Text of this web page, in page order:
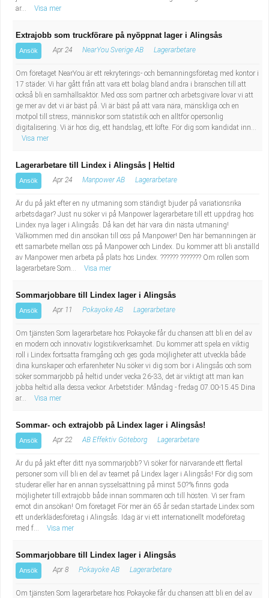
ar...
Visa mer
Extrajobb som truckförare på nyöppnat lager i Alingsås
Ansök Apr 24 NearYou Sverige AB Lagerarbetare
Om företaget NearYou är ett rekryterings- och bemanningsföretag med kontor i
17 städer. Vi har gått från att vara ett bolag bland andra i branschen till att
också bli en samhällsaktör. Med oss som partner och arbetsgivare lovar vi att
ge mer av det vi är bäst på. Vi är bäst på att vara nära, mänskliga och en
motpol till stress, människor som statistik och en alltför opersonlig
digitalisering. Vi är hos dig, ett handslag, ett löfte. För dig som kandidat inn...
Visa mer
Lagerarbetare till Lindex i Alingsås | Heltid
Ansök Apr 24 Manpower AB Lagerarbetare
Är du på jakt efter en ny utmaning som ständigt bjuder på variationsrika
arbetsdagar? Just nu söker vi på Manpower lagerarbetare till ett uppdrag hos
Lindex nya lager i Alingsås. Då kan det här vara din nästa utmaning!
Välkommen med din ansökan till oss på Manpower! Den här bemanningen är
ett samarbete mellan oss på Manpower och Lindex. Du kommer att bli anställd
av Manpower men arbeta på plats hos Lindex. ?????? ??????? Om rollen som
lagerarbetare Som...
Visa mer
Sommarjobbare till Lindex lager i Alingsås
Ansök Apr 11 Pokayoke AB Lagerarbetare
Om tjänsten Som lagerarbetare hos Pokayoke får du chansen att bli en del av
en modern och innovativ logistikverksamhet. Du kommer att spela en viktig
roll i Lindex fortsatta framgång och ges goda möjligheter att utveckla både
dina kunskaper och erfarenheter Nu söker vi dig som bor i Alingsås och som
söker sommarjobb på heltid under vecka 26-33, det är viktigt att man kan
jobba heltid alla dessa veckor. Arbetstider: Måndag - fredag 07.00-15.45 Dina
ar...
Visa mer
Sommar- och extrajobb på Lindex lager i Alingsås!
Ansök Apr 22 AB Effektiv Göteborg Lagerarbetare
Är du på jakt efter ditt nya sommarjobb? Vi söker för närvarande ett flertal
personer som vill bli en del av teamet på Lindex lager i Alingsås! För dig som
studerar eller har en annan sysselsättning på minst 50?% finns goda
möjligheter till extrajobb både innan sommaren och till hösten. Vi ser fram
emot din ansökan! Om företaget För mer än 65 år sedan startade Lindex som
ett underklädes­företag i Alingsås. Idag är vi ett internationellt modeföretag
med f...
Visa mer
Sommarjobbare till Lindex lager i Alingsås
Ansök Apr 8 Pokayoke AB Lagerarbetare
Om tjänsten Som lagerarbetare hos Pokayoke får du chansen att bli en del av